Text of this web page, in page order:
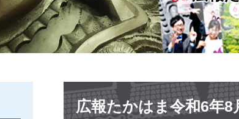
本
文 広報たかはま令和6年8